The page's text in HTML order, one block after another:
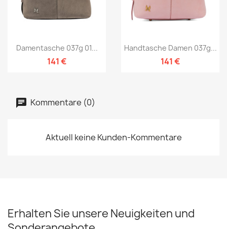
Damentasche 037g 01...
141 €
Handtasche Damen 037g...
141 €
Kommentare (0)
Aktuell keine Kunden-Kommentare
Erhalten Sie unsere Neuigkeiten und